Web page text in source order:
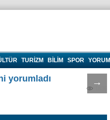
TURIZM BILIM SPOR YORUM
→
yorumladı